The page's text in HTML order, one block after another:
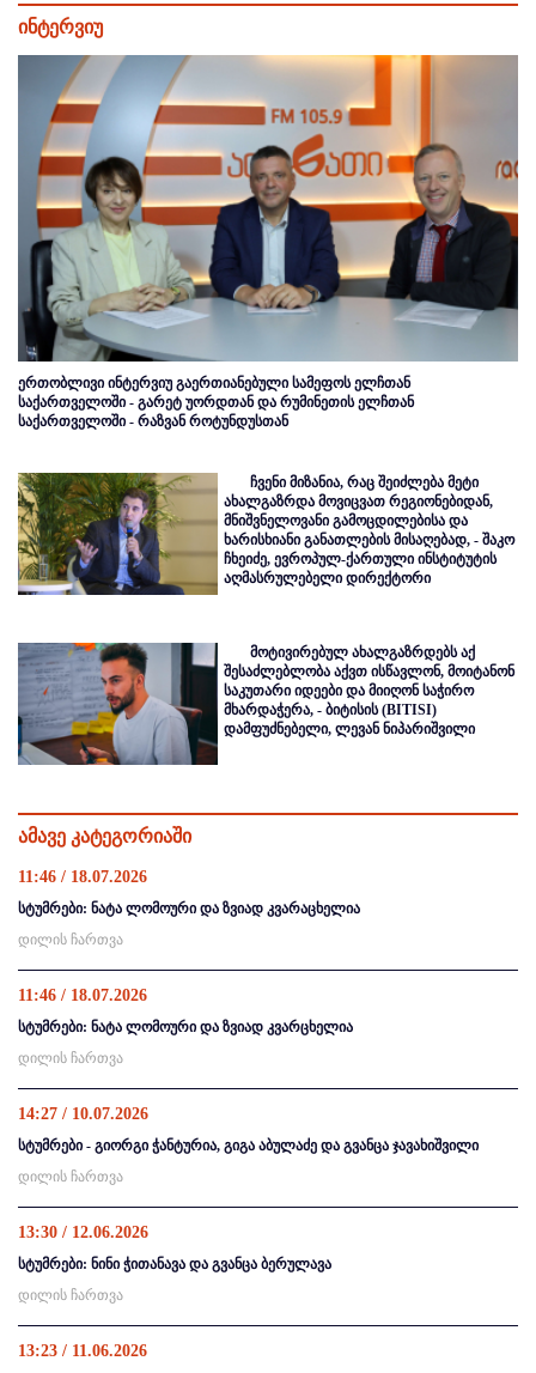
ინტერვიუ
ერთობლივი ინტერვიუ გაერთიანებული სამეფოს ელჩთან
საქართველოში - გარეტ უორდთან და რუმინეთის ელჩთან
საქართველოში - რაზვან როტუნდუსთან
ჩვენი მიზანია, რაც შეიძლება მეტი
ახალგაზრდა მოვიცვათ რეგიონებიდან,
მნიშვნელოვანი გამოცდილებისა და
ხარისხიანი განათლების მისაღებად, - შაკო
ჩხეიძე, ევროპულ-ქართული ინსტიტუტის
აღმასრულებელი დირექტორი
მოტივირებულ ახალგაზრდებს აქ
შესაძლებლობა აქვთ ისწავლონ, მოიტანონ
საკუთარი იდეები და მიიღონ საჭირო
მხარდაჭერა, - ბიტისის (BITISI)
დამფუძნებელი, ლევან ნიპარიშვილი
ამავე კატეგორიაში
11:46 / 18.07.2026
სტუმრები: ნატა ლომოური და ზვიად კვარაცხელია
დილის ჩართვა
11:46 / 18.07.2026
სტუმრები: ნატა ლომოური და ზვიად კვარცხელია
დილის ჩართვა
14:27 / 10.07.2026
სტუმრები - გიორგი ჭანტურია, გიგა აბულაძე და გვანცა ჯავახიშვილი
დილის ჩართვა
13:30 / 12.06.2026
სტუმრები: ნინი ჭითანავა და გვანცა ბერულავა
დილის ჩართვა
13:23 / 11.06.2026